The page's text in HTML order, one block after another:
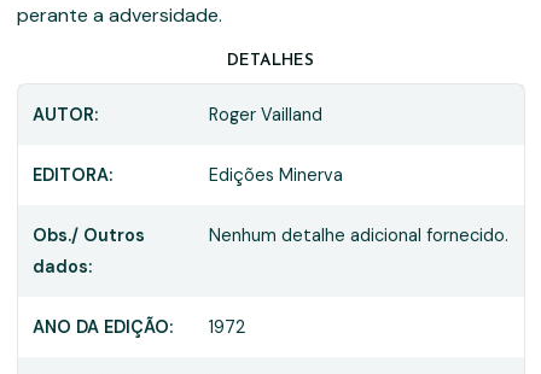
perante a adversidade.
DETALHES
AUTOR: Roger Vailland
EDITORA: Edições Minerva
Obs./ Outros
dados:
Nenhum detalhe adicional fornecido.
ANO DA EDIÇÃO: 1972